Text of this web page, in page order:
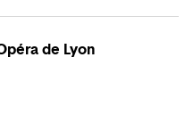
de Lyon